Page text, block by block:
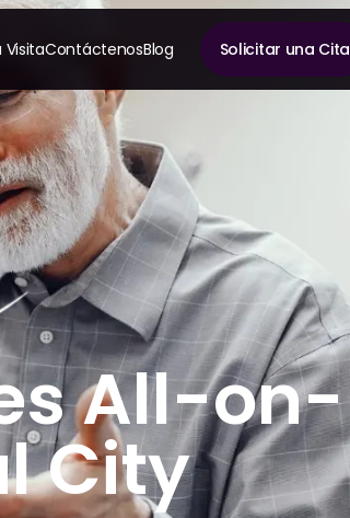
ORTODONCIA
Invisalign
Ortodoncia
VisitaContáctenosBlog Solicitar una Cita
All-on-
City